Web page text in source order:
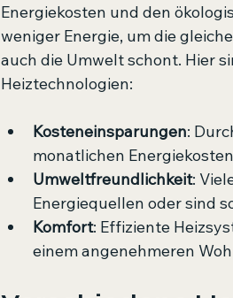
Energiekosten und den
weniger Energie, um die
auch die Umwelt schont. Hier
Heiztechnologien:
Kosteneinsparungen:
monatlichen
Umweltfreundlichkeit:
Energiequellen oder sind
Komfort: Effiziente
einem angenehmeren